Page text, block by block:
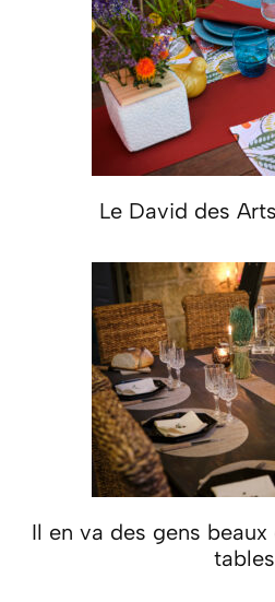
Le David des
Il en va des gens
tables